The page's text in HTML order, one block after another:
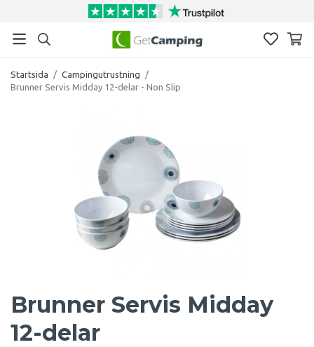
Startsida / Campingutrustning
/
Brunner Servis Midday 12-delar - Non Slip
Brunner Servis Midday
12-delar